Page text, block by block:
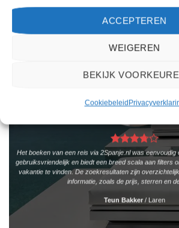
ACCEPTEREN
WEIGEREN
BEKIJK
Cookiebeleid
Het boeken van een reis via 2Spanje.nl was eenvoudig
gebruiksvriendelijk en biedt een breed scala aan filters
vakantie te vinden. De zoekresultaten zijn
informatie, zoals de prijs, sterren en
Teun Bakker / Laren